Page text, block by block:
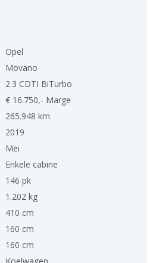
Opel
Movano
2.3 CDTI BiTurbo
€ 16.750,- Marge
265.948 km
2019
Mei
Enkele cabine
146 pk
1.202 kg
410 cm
160 cm
160 cm